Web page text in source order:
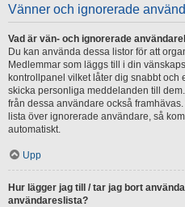
Vänner och ignorerade
Vad är vän- och ignorerade
Du kan använda dessa listor för att
Medlemmar som läggs till i din
kontrollpanel vilket låter dig snabbt och
skicka personliga meddelanden till
från dessa användare också
lista över ignorerade användare, så
automatiskt.
Upp
Hur lägger jag till / tar jag bort
användareslista?